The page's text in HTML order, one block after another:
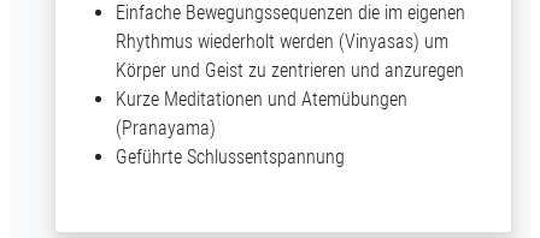
Einfache Bewegungssequenzen die im eigenen
Rhythmus wiederholt werden (Vinyasas) um
Körper und Geist zu zentrieren und anzuregen
Kurze Meditationen und Atemübungen
(Pranayama)
Geführte Schlussentspannung